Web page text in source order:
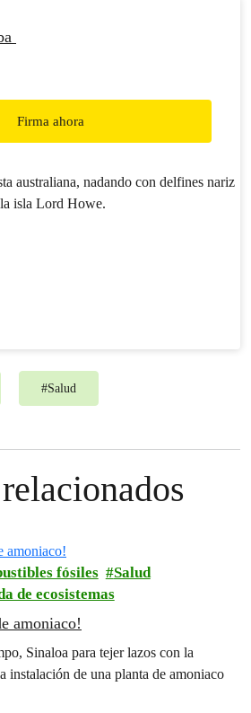
Firma ahora
#Salud
fósiles
Salud
de ecosistemas
amoniaco!
Sinaloa para tejer lazos con la
instalación de una planta de amoniaco